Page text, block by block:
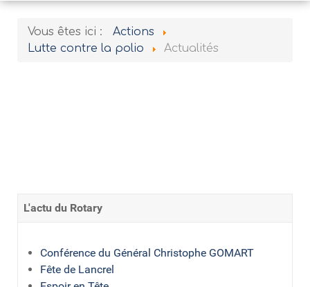
Vous êtes ici :
Actions
Lutte contre la polio
Actualités
L'actu du Rotary
Conférence du Général Christophe GOMART
Fête de Lancrel